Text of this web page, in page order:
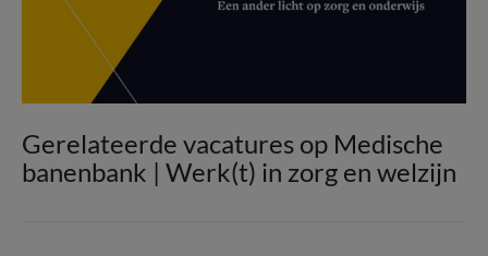
Gerelateerde vacatures op Medische
banenbank | Werk(t) in zorg en welzijn